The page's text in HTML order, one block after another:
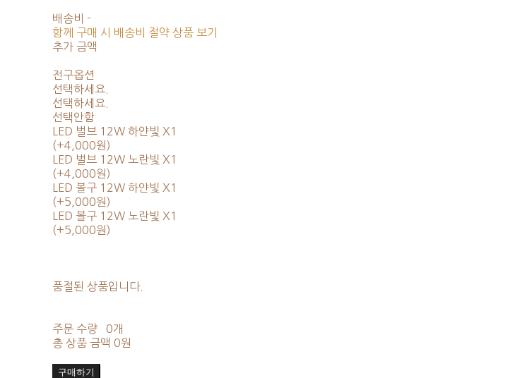
배송비 -
함께 구매 시 배송비 절약 상품 보기
추가 금액
전구옵션
선택하세요.
선택하세요.
선택안함
LED 벌브 12W 하얀빛 X1
(+4,000원)
LED 벌브 12W 노란빛 X1
(+4,000원)
LED 볼구 12W 하얀빛 X1
(+5,000원)
LED 볼구 12W 노란빛 X1
(+5,000원)
품절된 상품입니다.
주문 수량
0개
총 상품 금액 0원
구매하기